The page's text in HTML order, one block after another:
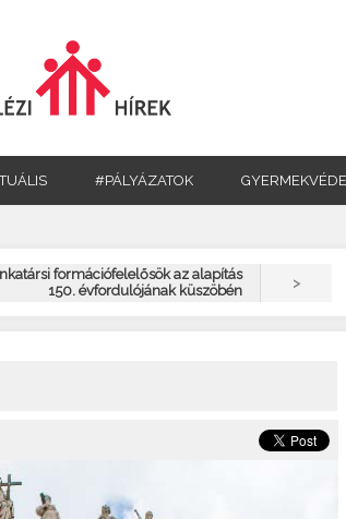
#PÁLYÁZATOK
formációfelelősök az alapítás
150. évfordulójának küszöbén
>